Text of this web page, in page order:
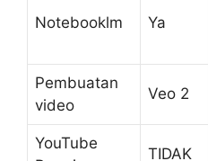
Notebooklm Ya
Pembuatan
video
Veo 2
YouTube
TIDAK